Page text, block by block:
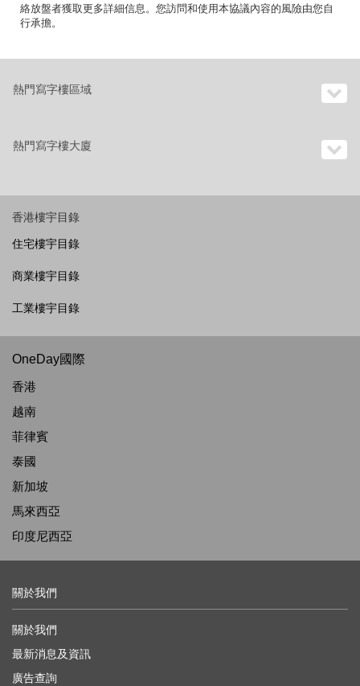
絡放盤者獲取更多詳細信息。您訪問和使用本協議內容的風險由您自
行承擔。
熱門寫字樓區域
熱門寫字樓大廈
香港樓宇目錄
住宅樓宇目錄
商業樓宇目錄
工業樓宇目錄
OneDay國際
香港
越南
菲律賓
泰國
新加坡
馬來西亞
印度尼西亞
關於我們
關於我們
最新消息及資訊
廣告查詢